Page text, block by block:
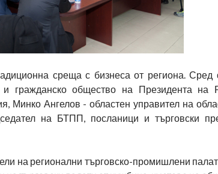
среща с бизнеса от региона.
и гражданско общество на Президента
Минко Ангелов - областен управител на
на БТПП, посланици и търговски
на регионални търговско-промишлени